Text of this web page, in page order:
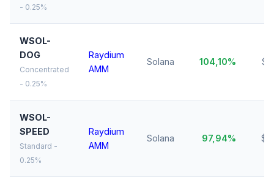
- 0.25%
WSOL-
DOG
Concentrated
- 0.25%
Raydium
AMM
Solana 104,10%
WSOL-
SPEED
Standard -
0.25%
Raydium
AMM
Solana 97,94%